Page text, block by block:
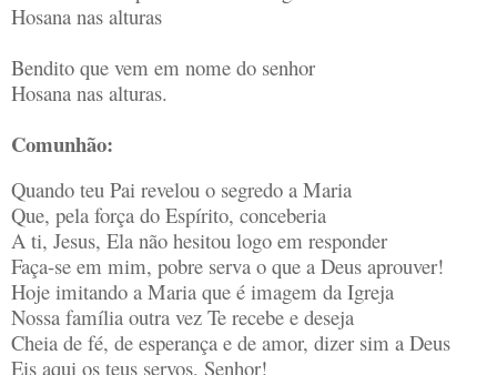
Hosana nas alturas
Bendito que vem em nome do senhor
Hosana nas alturas.
Comunhão:
Quando teu Pai revelou o segredo a Maria
Que, pela força do Espírito, conceberia
A ti, Jesus, Ela não hesitou logo em responder
Faça-se em mim, pobre serva o que a Deus aprouver!
Hoje imitando a Maria que é imagem da Igreja
Nossa família outra vez Te recebe e deseja
Cheia de fé, de esperança e de amor, dizer sim a Deus
Eis aqui os teus servos, Senhor!